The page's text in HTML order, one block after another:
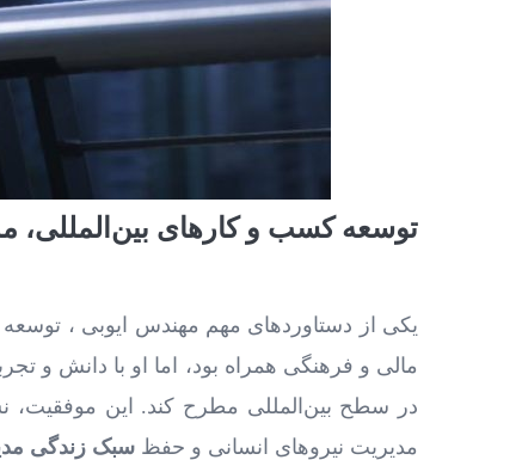
توسعه کسب‌ و کارهای بین‌المللی،
یکی از دستاوردهای مهم مهندس ایوبی ،
مالی و فرهنگی همراه بود، اما او با دانش و
در سطح بین‌المللی مطرح کند. این موفقیت،
مدیریت نیروهای انسانی و حفظ سبک زندگی